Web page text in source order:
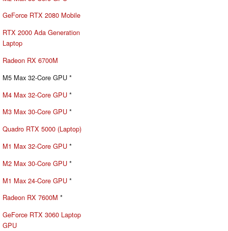
GeForce RTX 2080 Mobile
RTX 2000 Ada Generation
Laptop
Radeon RX 6700M
M5 Max 32-Core GPU *
M4 Max 32-Core GPU *
M3 Max 30-Core GPU *
Quadro RTX 5000 (Laptop)
M1 Max 32-Core GPU *
M2 Max 30-Core GPU *
M1 Max 24-Core GPU *
Radeon RX 7600M *
GeForce RTX 3060 Laptop
GPU